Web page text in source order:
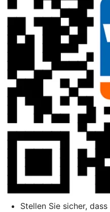
Stellen Sie sicher,